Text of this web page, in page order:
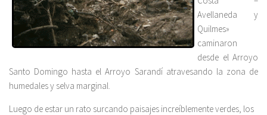
Avellaneda y
Quilmes»
caminaron
desde el Arroyo
Santo Domingo hasta el Arroyo Sarandí atravesando la zona de
humedales y selva marginal.
Luego de estar un rato surcando paisajes increíblemente verdes, los